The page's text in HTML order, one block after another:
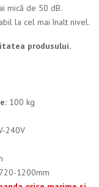
mică de 50 dB.
la cel mai înalt nivel.
produsului.
100 kg
240V
1200mm